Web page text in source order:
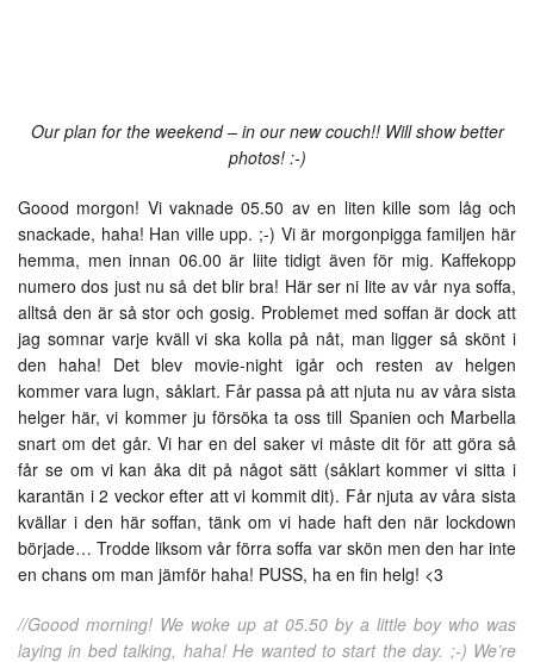
Our plan for the weekend – in our new couch!! Will show better
photos! :-)
Goood morgon! Vi vaknade 05.50 av en liten kille som låg och
snackade, haha! Han ville upp. ;-) Vi är morgonpigga familjen här
hemma, men innan 06.00 är liite tidigt även för mig. Kaffekopp
numero dos just nu så det blir bra! Här ser ni lite av vår nya soffa,
alltså den är så stor och gosig. Problemet med soffan är dock att
jag somnar varje kväll vi ska kolla på nåt, man ligger så skönt i
den haha! Det blev movie-night igår och resten av helgen
kommer vara lugn, såklart. Får passa på att njuta nu av våra sista
helger här, vi kommer ju försöka ta oss till Spanien och Marbella
snart om det går. Vi har en del saker vi måste dit för att göra så
får se om vi kan åka dit på något sätt (såklart kommer vi sitta i
karantän i 2 veckor efter att vi kommit dit). Får njuta av våra sista
kvällar i den här soffan, tänk om vi hade haft den när lockdown
började… Trodde liksom vår förra soffa var skön men den har inte
en chans om man jämför haha! PUSS, ha en fin helg! <3
//Goood morning! We woke up at 05.50 by a little boy who was
laying in bed talking, haha! He wanted to start the day. ;-) We’re